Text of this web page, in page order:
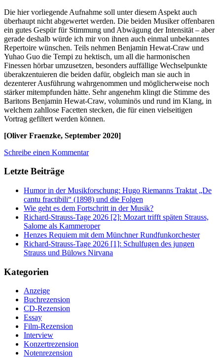
Die hier vorliegende Aufnahme soll unter diesem Aspekt auch
überhaupt nicht abgewertet werden. Die beiden Musiker offenbaren
ein gutes Gespür für Stimmung und Abwägung der Intensität – aber
gerade deshalb würde ich mir von ihnen auch einmal unbekanntes
Repertoire wünschen. Teils nehmen Benjamin Hewat-Craw und
Yuhao Guo die Tempi zu hektisch, um all die harmonischen
Finessen hörbar umzusetzen, besonders auffällige Wechselpunkte
überakzentuieren die beiden dafür, obgleich man sie auch in
dezenterer Ausführung wahrgenommen und möglicherweise noch
stärker mitempfunden hätte. Sehr angenehm klingt die Stimme des
Baritons Benjamin Hewat-Craw, voluminös und rund im Klang, in
welchem zahllose Facetten stecken, die für einen vielseitigen
Vortrag gefiltert werden können.
[Oliver Fraenzke, September 2020]
Schreibe einen Kommentar
Letzte Beiträge
Humor in der Musikforschung: Hugo Riemanns Traktat „De
cantu fractibili“ (1898) und die Folgen
Wie geht es dem Fortschritt in der Musik?
Richard-Strauss-Tage 2026 [2]: Mozart trifft späten Strauss,
Salome als Kammeroper
Henzes Requiem mit dem Münchner Rundfunkorchester
Richard-Strauss-Tage 2026 [1]: Schulfugen des jungen
Strauss und Bülows Nirvana
Kategorien
Anzeige
Buchrezension
CD-Rezension
Essay
Film-Rezension
Interview
Konzertrezension
Notenrezension